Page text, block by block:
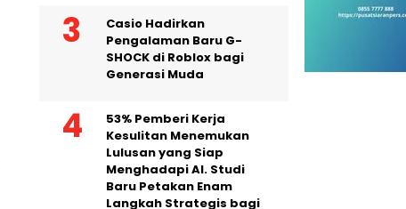
Casio Hadirkan
Pengalaman Baru G-
SHOCK di Roblox bagi
Generasi Muda
53% Pemberi Kerja
Kesulitan Menemukan
Lulusan yang Siap
Menghadapi AI. Studi
Baru Petakan Enam
Langkah Strategis bagi